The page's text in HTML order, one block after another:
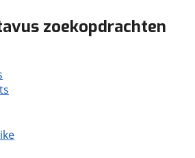
zoekopdrachten